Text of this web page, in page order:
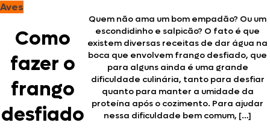
Aves
Como
fazer o
frango
desfiado
Quem não ama um bom empadão? Ou um
escondidinho e salpicão? O fato é que
existem diversas receitas de dar água na
boca que envolvem frango desfiado, que
para alguns ainda é uma grande
dificuldade culinária, tanto para desfiar
quanto para manter a umidade da
proteína após o cozimento. Para ajudar
nessa dificuldade bem comum, […]